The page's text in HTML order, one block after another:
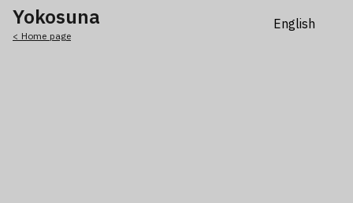
Yokosuna
< Home page